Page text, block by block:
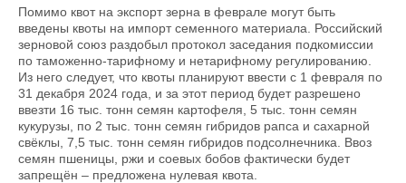
Помимо квот на экспорт зерна в феврале могут быть
введены квоты на импорт семенного материала. Российский
зерновой союз раздобыл протокол заседания подкомиссии
по таможенно-тарифному и нетарифному регулированию.
Из него следует, что квоты планируют ввести с 1 февраля по
31 декабря 2024 года, и за этот период будет разрешено
ввезти 16 тыс. тонн семян картофеля, 5 тыс. тонн семян
кукурузы, по 2 тыс. тонн семян гибридов рапса и сахарной
свёклы, 7,5 тыс. тонн семян гибридов подсолнечника. Ввоз
семян пшеницы, ржи и соевых бобов фактически будет
запрещён – предложена нулевая квота.